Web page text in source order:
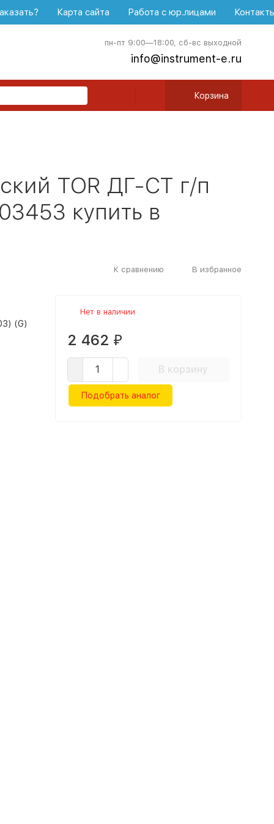
Карта сайта Работа с юр.лицами
пн-пт 9:00—18:00, сб-вс выходной
info@instrument-e.ru
Корзина
TOR ДГ-CT г/п
купить в
К сравнению В избранное
(G)
Нет в наличии
2 462 ₽
В корзину
Подобрать аналог